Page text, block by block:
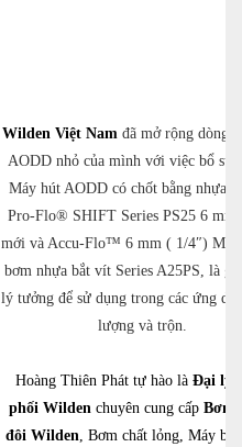
Wilden Việt Namđã mở rộng dòng
AODD nhỏ của mình với việc bổ
Máy hút AODD có chốt bằng nhựa
Pro-Flo® SHIFT Series PS25 6 mm
mới và Accu-Flo™ 6 mm ( 1/4″)
bơm nhựa bắt vít Series A25PS, là
lý tưởng để sử dụng trong các ứng
lượng và trộn.
Hoàng Thiên Phát tự hào là Đại lý
phối Wildenchuyên cung cấp Bơm
đôi Wilden, Bơm chất lỏng, Máy